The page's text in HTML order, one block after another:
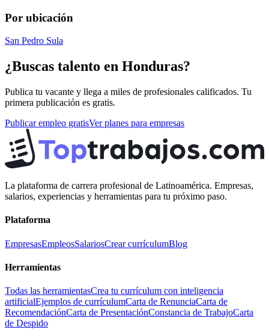
Por ubicación
San Pedro Sula
¿Buscas talento en Honduras?
Publica tu vacante y llega a miles de profesionales calificados. Tu
primera publicación es gratis.
Publicar empleo gratisVer planes para empresas
La plataforma de carrera profesional de Latinoamérica. Empresas,
salarios, experiencias y herramientas para tu próximo paso.
Plataforma
EmpresasEmpleosSalariosCrear currículumBlog
Herramientas
Todas las herramientasCrea tu currículum con inteligencia
artificialEjemplos de currículumCarta de RenunciaCarta de
RecomendaciónCarta de PresentaciónConstancia de TrabajoCarta
de Despido